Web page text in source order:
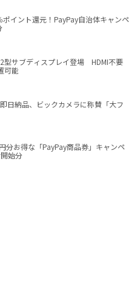
ポイント還元！PayPay自治体キャンペ
型サブディスプレイ登場 HDMI不要
可能
日納品、ビックカメラに称賛「大フ
分お得な「PayPay商品券」キャンペ
始分